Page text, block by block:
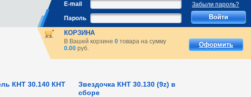
КНТ 30.140 КНТ
Звездочка КНТ 30.130 (9z) в
сборе
E-mail
Забыли пароль?
Пароль
КОРЗИНА
В Вашей корзине0 товара на сумму
0.00 руб. Оформить